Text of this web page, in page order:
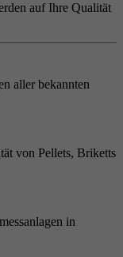
auf Ihre Qualität
aller bekannten
von Pellets, Briketts
in